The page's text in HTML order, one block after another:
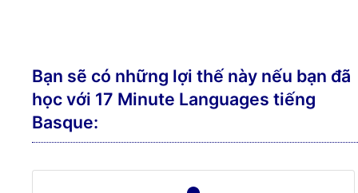
Bạn sẽ có những lợi thế này nếu bạn đã
học với 17 Minute Languages ​​tiếng
Basque: